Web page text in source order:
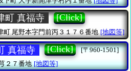
町 真福寺 [Click]
町 尾野本字門前丙３１７６番地 [地図等]
真福寺 [Click]
[〒960-1501]
２７番地 [地図等]